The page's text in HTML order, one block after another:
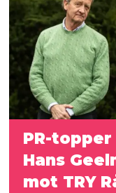
PR-
Hans
mot TRY